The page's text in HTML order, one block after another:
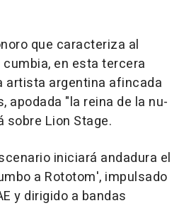
que caracteriza al
en esta tercera
artista argentina afincada
apodada "la reina de la nu-
sobre Lion Stage.
iniciará andadura el
a Rototom', impulsado
y dirigido a bandas